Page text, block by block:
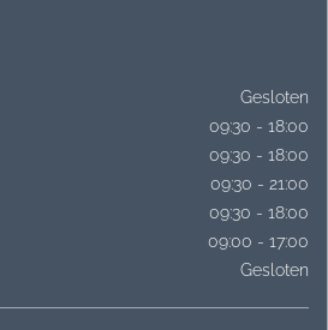
Gesloten
09:30 - 18:00
09:30 - 18:00
09:30 - 21:00
09:30 - 18:00
09:00 - 17:00
Gesloten